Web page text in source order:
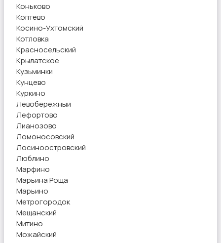
Коньково
Коптево
Косино-Ухтомский
Котловка
Красносельский
Крылатское
Кузьминки
Кунцево
Куркино
Левобережный
Лефортово
Лианозово
Ломоносовский
Лосиноостровский
Люблино
Марфино
Марьина Роща
Марьино
Метрогородок
Мещанский
Митино
Можайский